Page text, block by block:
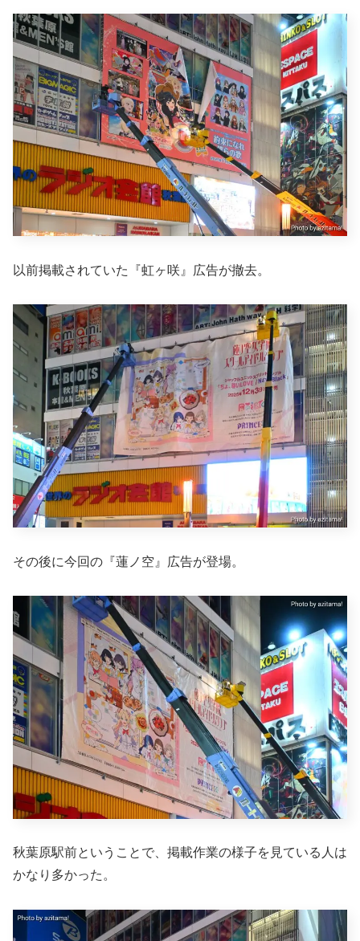
以前掲載されていた『虹ヶ咲』広告が撤去。
その後に今回の『蓮ノ空』広告が登場。
秋葉原駅前ということで、掲載作業の様子を見ている人は
かなり多かった。